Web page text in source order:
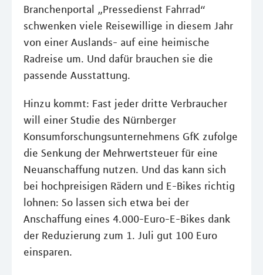
Branchenportal „Pressedienst Fahrrad“
schwenken viele Reisewillige in diesem Jahr
von einer Auslands- auf eine heimische
Radreise um. Und dafür brauchen sie die
passende Ausstattung.
Hinzu kommt: Fast jeder dritte Verbraucher
will einer Studie des Nürnberger
Konsumforschungsunternehmens GfK zufolge
die Senkung der Mehrwertsteuer für eine
Neuanschaffung nutzen. Und das kann sich
bei hochpreisigen Rädern und E-Bikes richtig
lohnen: So lassen sich etwa bei der
Anschaffung eines 4.000-Euro-E-Bikes dank
der Reduzierung zum 1. Juli gut 100 Euro
einsparen.